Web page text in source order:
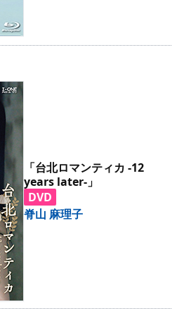
「台北ロマンティカ -12
years later-」
DVD
脊山 麻理子